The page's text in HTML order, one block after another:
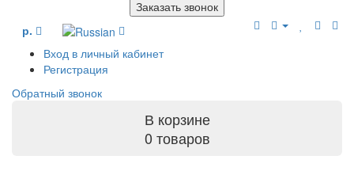
Заказать звонок
р.
Вход в личный кабинет
Регистрация
Обратный звонок
В корзине
0 товаров